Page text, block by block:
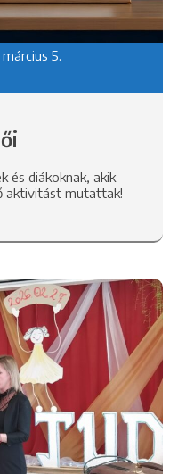
5.
és diákoknak, akik
aktivitást mutattak!